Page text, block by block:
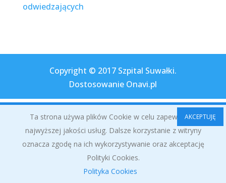
odwiedzających
Copyright © 2017 Szpital Suwałki.
Dostosowanie Onavi.pl
Ta strona używa plików Cookie w celu zapewnienia
najwyższej jakości usług. Dalsze korzystanie z witryny
oznacza zgodę na ich wykorzystywanie oraz akceptację
Polityki Cookies.
Polityka Cookies
AKCEPTUJĘ